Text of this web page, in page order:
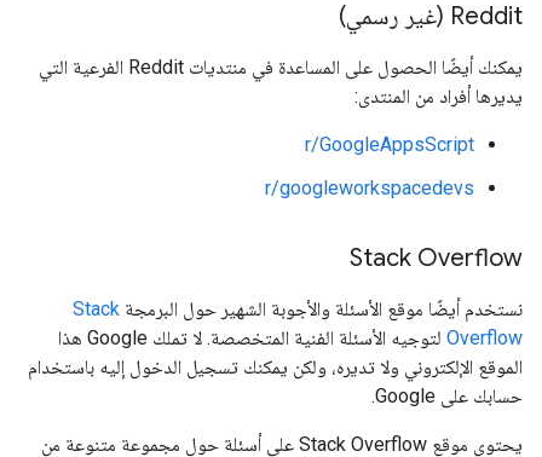
‫Reddit (غير رسمي)
يمكنك أيضًا الحصول على المساعدة في منتديات Reddit الفرعية التي
يديرها أفراد من المنتدى:
r/GoogleAppsScript
r/googleworkspacedevs
Stack Overflow
نستخدم أيضًا موقع الأسئلة والأجوبة الشهير حول البرمجة Stack
Overflow
لتوجيه الأسئلة الفنية المتخصصة. لا تملك Google هذا
الموقع الإلكتروني ولا تديره، ولكن يمكنك تسجيل الدخول إليه باستخدام
حسابك على Google.
يحتوي موقع Stack Overflow على أسئلة حول مجموعة متنوعة من